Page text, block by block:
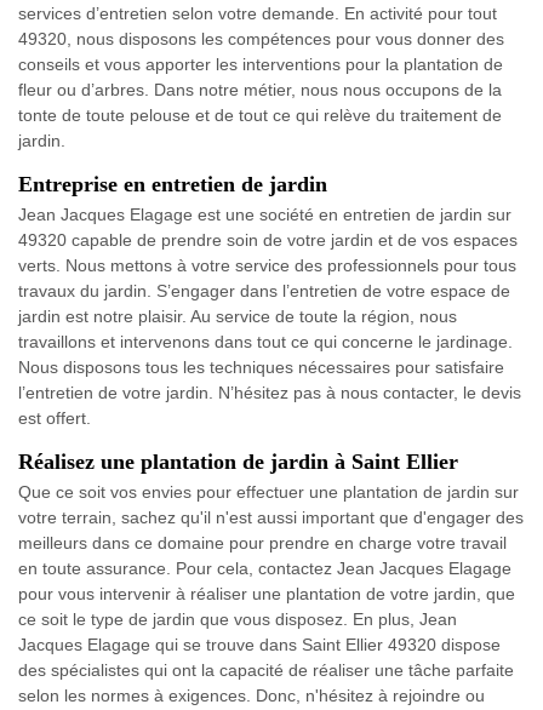
services d’entretien selon votre demande. En activité pour tout
49320, nous disposons les compétences pour vous donner des
conseils et vous apporter les interventions pour la plantation de
fleur ou d’arbres. Dans notre métier, nous nous occupons de la
tonte de toute pelouse et de tout ce qui relève du traitement de
jardin.
Entreprise en entretien de jardin
Jean Jacques Elagage est une société en entretien de jardin sur
49320 capable de prendre soin de votre jardin et de vos espaces
verts. Nous mettons à votre service des professionnels pour tous
travaux du jardin. S’engager dans l’entretien de votre espace de
jardin est notre plaisir. Au service de toute la région, nous
travaillons et intervenons dans tout ce qui concerne le jardinage.
Nous disposons tous les techniques nécessaires pour satisfaire
l’entretien de votre jardin. N’hésitez pas à nous contacter, le devis
est offert.
Réalisez une plantation de jardin à Saint Ellier
Que ce soit vos envies pour effectuer une plantation de jardin sur
votre terrain, sachez qu'il n'est aussi important que d'engager des
meilleurs dans ce domaine pour prendre en charge votre travail
en toute assurance. Pour cela, contactez Jean Jacques Elagage
pour vous intervenir à réaliser une plantation de votre jardin, que
ce soit le type de jardin que vous disposez. En plus, Jean
Jacques Elagage qui se trouve dans Saint Ellier 49320 dispose
des spécialistes qui ont la capacité de réaliser une tâche parfaite
selon les normes à exigences. Donc, n'hésitez à rejoindre ou